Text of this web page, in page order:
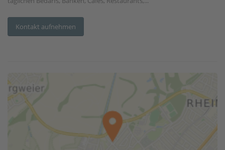
Kontakt aufnehmen